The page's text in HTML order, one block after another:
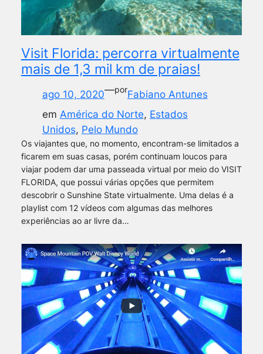
Visit Florida: percorra virtualmente
mais de 1,3 mil km de praias!
ago 10, 2020—porFabiano Antunes
em América do Norte, Estados
Unidos, Pelo Mundo
Os viajantes que, no momento, encontram-se limitados a
ficarem em suas casas, porém continuam loucos para
viajar podem dar uma passeada virtual por meio do VISIT
FLORIDA, que possui várias opções que permitem
descobrir o Sunshine State virtualmente. Uma delas é a
playlist com 12 vídeos com algumas das melhores
experiências ao ar livre da…